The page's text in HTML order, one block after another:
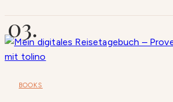
BOOKS